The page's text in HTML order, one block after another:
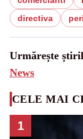
directiva
Urmărește
News
CELE MAI
1